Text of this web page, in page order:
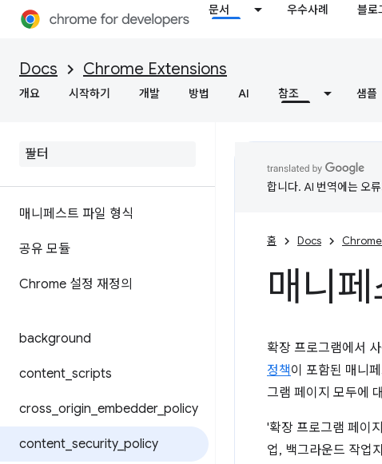
문서 우수사례 블로
Docs Chrome Extensions
개요 시작하기 개발 방법 AI 참조 샘플
매니페스트 파일 형식
공유 모듈
Chrome 설정 재정의
background
content scripts
cross origin embedder_ policy
content security_ policy
합니다. AI 번역에는 오
홈 Docs
매니
확장 프로그램에서
정책이 포함된 매니
그램 페이지 모두에
'확장 프로그램 페이
업, 백그라운드 작업